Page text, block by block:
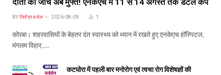
BY जितेंद्र हथेल 2026-08-09 1
कोरबा। शहरवासियों के बेहतर दंत स्वास्थ्य को ध्यान में रखते हुए एनकेएच हॉस्पिटल,
मंगलम विहार,…
कटघोरा में पहली बार मनोरोग एवं त्वचा रोग विशेषज्ञों की